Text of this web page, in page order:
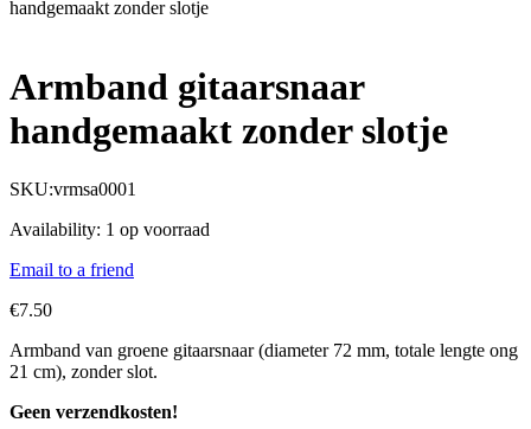
handgemaakt zonder slotje
Armband gitaarsnaar
handgemaakt zonder slotje
SKU:vrmsa0001
Availability: 1 op voorraad
Email to a friend
€7.50
Armband van groene gitaarsnaar (diameter 72 mm, totale lengte ong
21 cm), zonder slot.
Geen verzendkosten!